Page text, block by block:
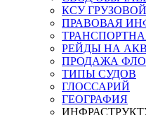
КСУ
ПРАВОВАЯ
РЕЙДЫ НА
ПРОДАЖА
ТИПЫ СУДОВ
ГЛОССАРИЙ
ГЕОГРАФИЯ